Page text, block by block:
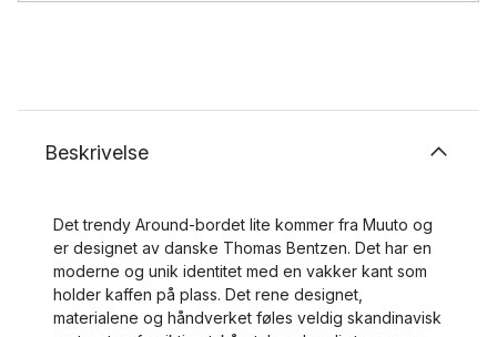
Beskrivelse
Det trendy Around-bordet lite kommer fra Muuto og
er designet av danske Thomas Bentzen. Det har en
moderne og unik identitet med en vakker kant som
holder kaffen på plass. Det rene designet,
materialene og håndverket føles veldig skandinavisk